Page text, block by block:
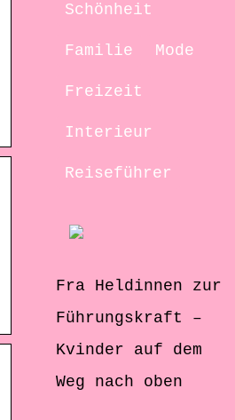
Schönheit
Familie Mode
Freizeit
Interieur
Reiseführer
Fra Heldinnen zur
Führungskraft –
Kvinder auf dem
Weg nach oben